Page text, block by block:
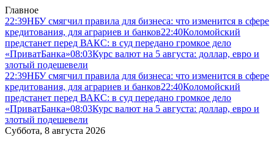
Главное
22:39НБУ смягчил правила для бизнеса: что изменится в сфере
кредитования, для аграриев и банков22:40Коломойский
предстанет перед ВАКС: в суд передано громкое дело
«ПриватБанка»08:03Курс валют на 5 августа: доллар, евро и
злотый подешевели
22:39НБУ смягчил правила для бизнеса: что изменится в сфере
кредитования, для аграриев и банков22:40Коломойский
предстанет перед ВАКС: в суд передано громкое дело
«ПриватБанка»08:03Курс валют на 5 августа: доллар, евро и
злотый подешевели
Суббота, 8 августа 2026